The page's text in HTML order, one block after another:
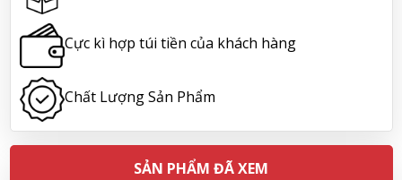
Lê Công Hoàng Huy đã mua sản phẩm Viên uống tiền đình bổ
não Noguchi Ekisu 200 Viên
11/08/2026
Hoàng Nhật Nam đã mua sản phẩm Sữa tắm Pigeon Baby
Soap dạng túi 400ml Nhật Bản
11/08/2026
Cực kì hợp túi tiền của khách hàng
Chất Lượng Sản Phẩm
SẢN PHẨM ĐÃ XEM